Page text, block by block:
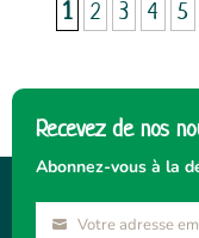
1 2 3 4 5
Recevez de nos
Abonnez-vous à la
Votre adresse